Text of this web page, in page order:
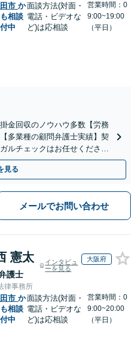
市 か
相談
中
面談方法(対面・
電話・ビデオな
ど)は応相談
営業時間：0
9:00~19:00
（平日）
金回収のノウハウ多数【労務
多業種の顧問弁護士実績】契
ルチェックはお任せくださ
見る
メールでお問い合わせ
憲太
護士
インタビュ
ーを見る
大阪府
律事務所
市 か
相談
中
面談方法(対面・
電話・ビデオな
ど)は応相談
営業時間：0
9:00~20:00
（平日）